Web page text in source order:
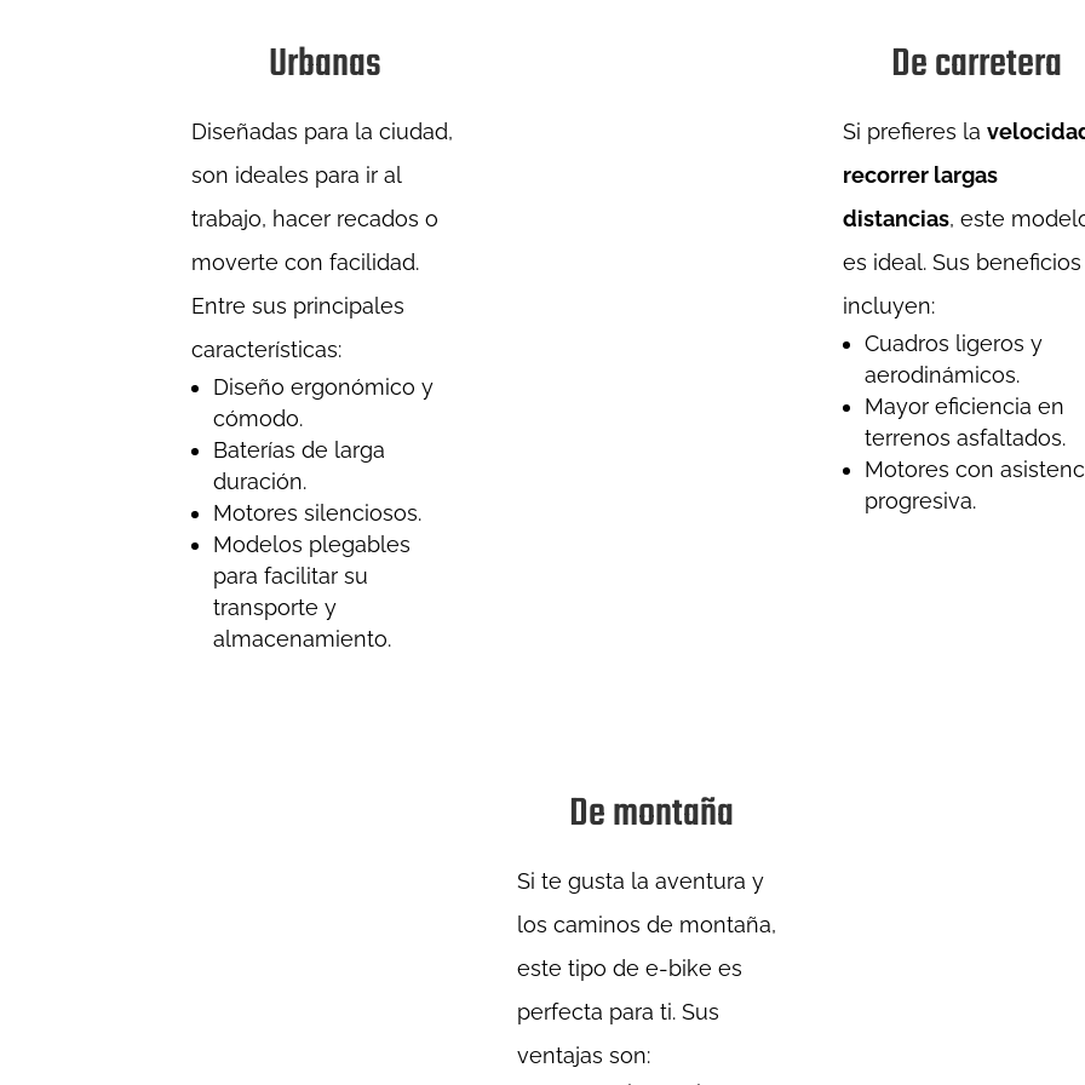
Urbanas
Diseñadas para la ciudad,
son ideales para ir al
trabajo, hacer recados o
moverte con facilidad.
Entre sus principales
características:
Diseño ergonómico y
cómodo.
Baterías de larga
duración.
Motores silenciosos.
Modelos plegables
para facilitar su
transporte y
almacenamiento.
De carretera
Si prefieres la
recorrer largas
distancias, este
es ideal. Sus beneficios
incluyen:
Cuadros ligeros y
aerodinámicos.
Mayor eficiencia en
terrenos asfaltados.
Motores con
progresiva.
De montaña
Si te gusta la aventura y
los caminos de montaña,
este tipo de e-bike es
perfecta para ti. Sus
ventajas son: